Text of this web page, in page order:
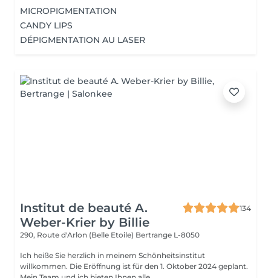
MICROPIGMENTATION
CANDY LIPS
DÉPIGMENTATION AU LASER
Institut de beauté A.
Weber-Krier by Billie
134
290, Route d'Arlon (Belle Etoile) Bertrange L-8050
Ich heiße Sie herzlich in meinem Schönheitsinstitut
willkommen. Die Eröffnung ist für den 1. Oktober 2024 geplant.